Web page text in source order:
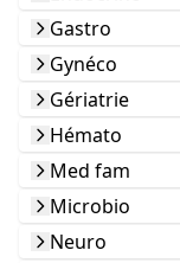
Gastro
Gynéco
Gériatrie
Hémato
Med fam
Microbio
Neuro